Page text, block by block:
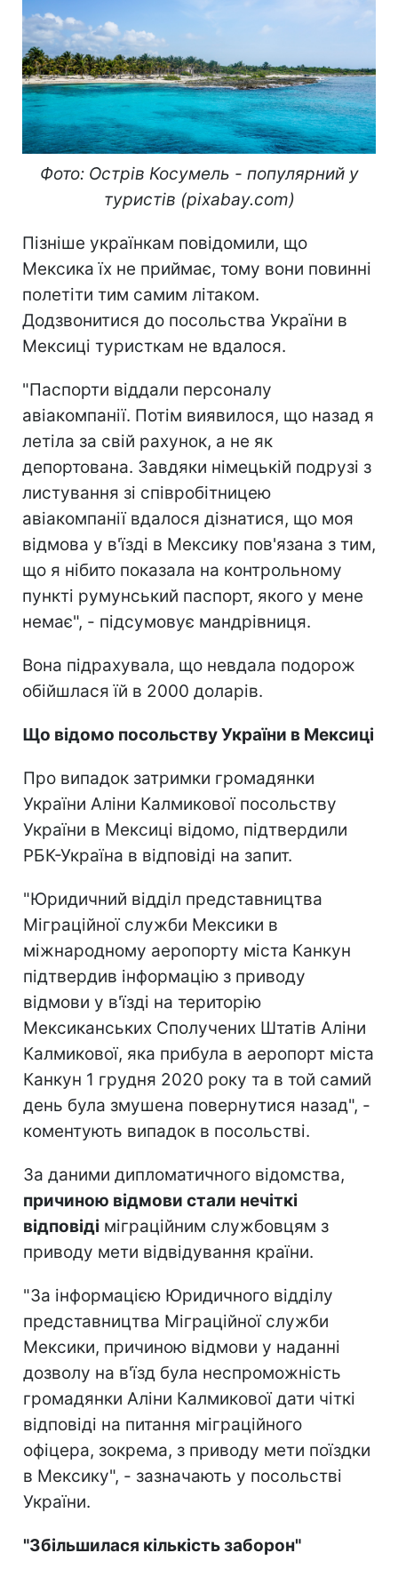
Фото: Острів Косумель - популярний у
туристів (pixabay.com)
Пізніше українкам повідомили, що
Мексика їх не приймає, тому вони повинні
полетіти тим самим літаком.
Додзвонитися до посольства України в
Мексиці туристкам не вдалося.
"Паспорти віддали персоналу
авіакомпанії. Потім виявилося, що назад я
летіла за свій рахунок, а не як
депортована. Завдяки німецькій подрузі з
листування зі співробітницею
авіакомпанії вдалося дізнатися, що моя
відмова у в'їзді в Мексику пов'язана з тим,
що я нібито показала на контрольному
пункті румунський паспорт, якого у мене
немає", - підсумовує мандрівниця.
Вона підрахувала, що невдала подорож
обійшлася їй в 2000 доларів.
Що відомо посольству України в Мексиці
Про випадок затримки громадянки
України Аліни Калмикової посольству
України в Мексиці відомо, підтвердили
РБК-Україна в відповіді на запит.
"Юридичний відділ представництва
Міграційної служби Мексики в
міжнародному аеропорту міста Канкун
підтвердив інформацію з приводу
відмови у в'їзді на територію
Мексиканських Сполучених Штатів Аліни
Калмикової, яка прибула в аеропорт міста
Канкун 1 грудня 2020 року та в той самий
день була змушена повернутися назад", -
коментують випадок в посольстві.
За даними дипломатичного відомства,
причиною відмови стали нечіткі
відповіді міграційним службовцям з
приводу мети відвідування країни.
"За інформацією Юридичного відділу
представництва Міграційної служби
Мексики, причиною відмови у наданні
дозволу на в'їзд була неспроможність
громадянки Аліни Калмикової дати чіткі
відповіді на питання міграційного
офіцера, зокрема, з приводу мети поїздки
в Мексику", - зазначають у посольстві
України.
"Збільшилася кількість заборон"